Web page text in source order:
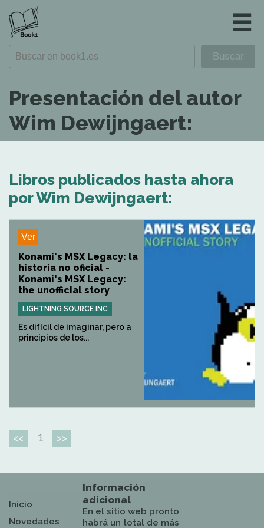
☰
Presentación del autor
Wim Dewijngaert:
Libros publicados hasta ahora
por Wim Dewijngaert:
Ver
Konami's MSX Legacy: la
historia no oficial -
Konami's MSX Legacy:
the unofficial story
LIGHTNING SOURCE INC
Es difícil de imaginar, pero a
principios de los...
<< 1 >>
Inicio
Novedades
Información
adicional
En el sitio web pronto
habrá un total de más